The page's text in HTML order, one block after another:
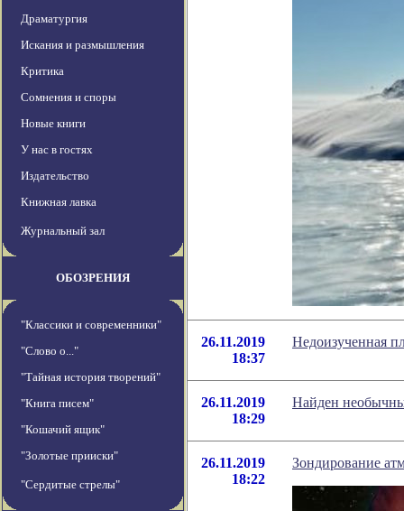
Драматургия
Искания и размышления
Критика
Сомнения и споры
Новые книги
У нас в гостях
Издательство
Книжная лавка
Журнальный зал
ОБОЗРЕНИЯ
"Классики и современники"
"Слово о..."
"Тайная история творений"
"Книга писем"
"Кошачий ящик"
"Золотые прииски"
"Сердитые стрелы"
26.11.2019
18:37
Недоизученная
26.11.2019
18:29
Найден
26.11.2019
18:22
Зондирование